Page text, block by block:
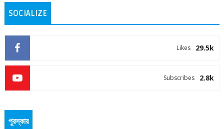
SOCIALIZE
29.5k
Likes
2.8k
Subscribes
পুরস্কার